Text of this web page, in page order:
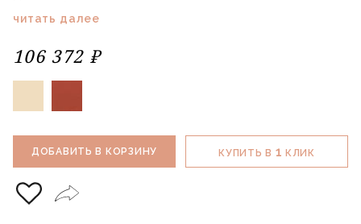
читать далее
106 372 ₽
ДОБАВИТЬ В КОРЗИНУ КУПИТЬ В 1 КЛИК